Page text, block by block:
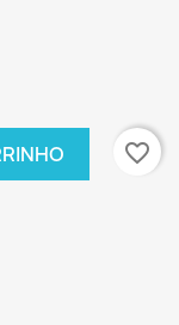
favorite_border